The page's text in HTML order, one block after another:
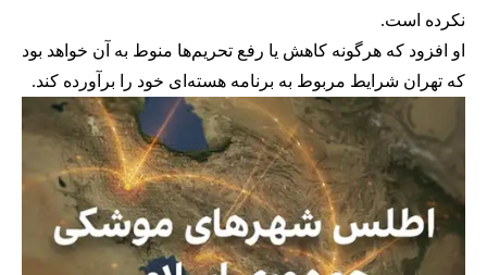
نکرده است.
او افزود که هرگونه کاهش یا رفع تحریم‌ها منوط به آن خواهد بود
که تهران شرایط مربوط به برنامه هسته‌ای خود را برآورده کند.